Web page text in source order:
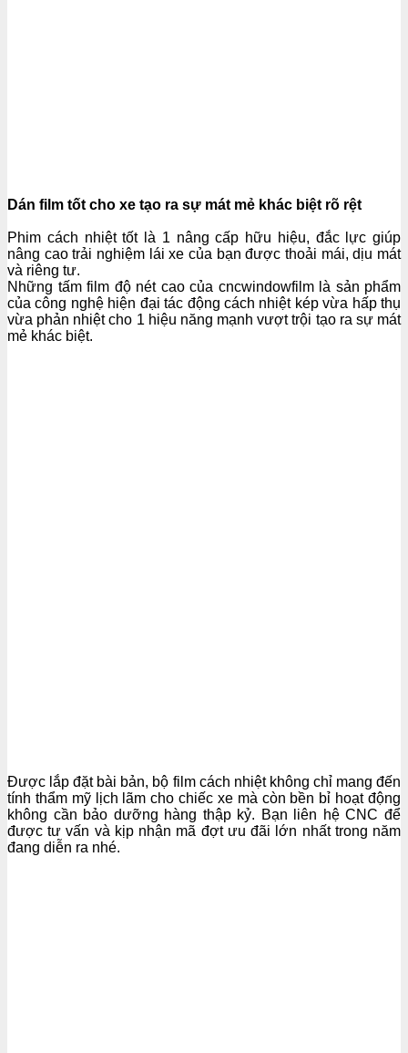
Dán film tốt cho xe tạo ra sự mát mẻ khác biệt rõ rệt
Phim cách nhiệt tốt là 1 nâng cấp hữu hiệu, đắc lực giúp
nâng cao trải nghiệm lái xe của bạn được thoải mái, dịu mát
và riêng tư.
Những tấm film độ nét cao của cncwindowfilm là sản phẩm
của công nghệ hiện đại tác động cách nhiệt kép vừa hấp thụ
vừa phản nhiệt cho 1 hiệu năng mạnh vượt trội tạo ra sự mát
mẻ khác biệt.
Được lắp đặt bài bản, bộ film cách nhiệt không chỉ mang đến
tính thẩm mỹ lịch lãm cho chiếc xe mà còn bền bỉ hoạt động
không cần bảo dưỡng hàng thập kỷ. Bạn liên hệ CNC để
được tư vấn và kịp nhận mã đợt ưu đãi lớn nhất trong năm
đang diễn ra nhé.